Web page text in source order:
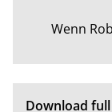
Wenn
Download